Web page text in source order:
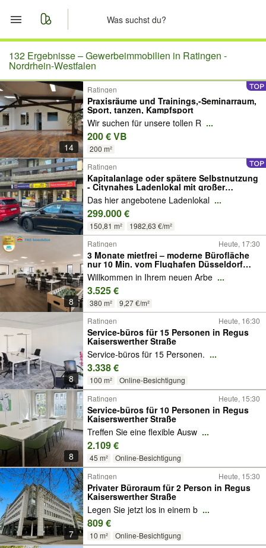
Start
Merkliste
Nachrichten
Anzeige aufgeben
132 Ergebnisse –Gewerbeimmobilien in Ratingen -
Nordrhein-Westfalen
14
Ratingen
Praxisräume und Trainings,-Seminarraum,
Sport, tanzen, Kampfsport
Wir suchen für unsere tollen R ...
200 € VB
200 m²
Ratingen
Kapitalanlage oder spätere Selbstnutzung
- Citynahes Ladenlokal mit großer
Schaufensterfront...
Das hier angebotene Ladenlokal ...
299.000 €
150,81 m² 1982,63 €/m²
8
Ratingen Heute, 17:30
3 Monate mietfrei – moderne Bürofläche
nur 10 Min. vom Flughafen Düsseldorf
entfernt
Willkommen in Ihrem neuen Arbe ...
3.525 €
380 m² 9,27 €/m²
8
Ratingen Heute, 16:30
Service-büros für 15 Personen in Regus
Kaiserswerther Straße
Service-büros für 15 Personen. ...
3.338 €
100 m² Online-Besichtigung
8
Ratingen Heute, 15:30
Service-büros für 10 Personen in Regus
Kaiserswerther Straße
Treffen Sie eine flexible Ausw ...
2.109 €
45 m² Online-Besichtigung
7
Ratingen Heute, 15:30
Privater Büroraum für 2 Person in Regus
Kaiserswerther Straße
Legen Sie jetzt los in einem b ...
809 €
10 m² Online-Besichtigung